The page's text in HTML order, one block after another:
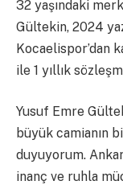
32 yaşındaki
Gültekin, 2024
Kocaelispor’dan
ile 1 yıllık
Yusuf Emre
büyük camianın
duyuyorum.
inanç ve ruhla